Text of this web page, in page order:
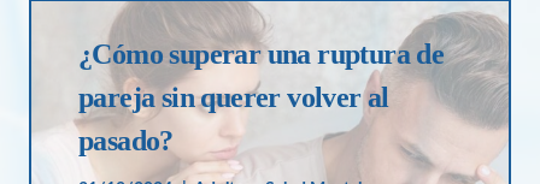
¿Cómo superar una ruptura de
pareja sin querer volver al
pasado?